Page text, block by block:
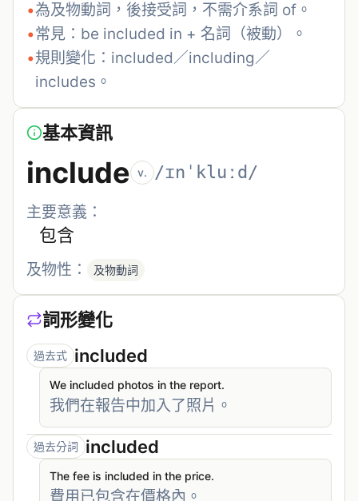
•為及物動詞，後接受詞，不需介系詞 of。
•常見：be included in + 名詞（被動）。
•規則變化：included／including／
includes。
基本資訊
include v. /ɪnˈkluːd/
主要意義：
包含
及物性： 及物動詞
詞形變化
過去式 included
We included photos in the report.
我們在報告中加入了照片。
過去分詞 included
The fee is included in the price.
費用已包含在價格內。